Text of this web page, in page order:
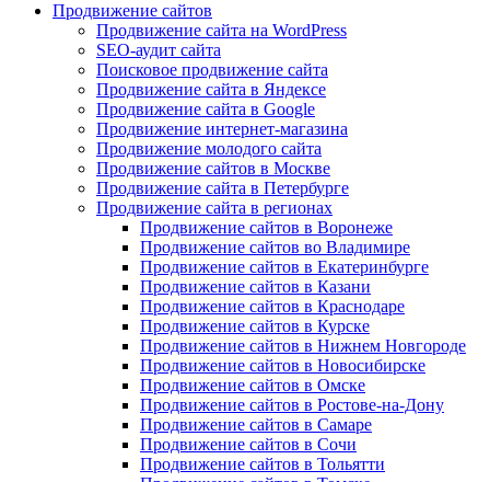
Продвижение сайтов
Продвижение сайта на WordPress
SEO-аудит сайта
Поисковое продвижение сайта
Продвижение сайта в Яндексе
Продвижение сайта в Google
Продвижение интернет-магазина
Продвижение молодого сайта
Продвижение сайтов в Москве
Продвижение сайта в Петербурге
Продвижение сайта в регионах
Продвижение сайтов в Воронеже
Продвижение сайтов во Владимире
Продвижение сайтов в Екатеринбурге
Продвижение сайтов в Казани
Продвижение сайтов в Краснодаре
Продвижение сайтов в Курске
Продвижение сайтов в Нижнем Новгороде
Продвижение сайтов в Новосибирске
Продвижение сайтов в Омске
Продвижение сайтов в Ростове-на-Дону
Продвижение сайтов в Самаре
Продвижение сайтов в Сочи
Продвижение сайтов в Тольятти